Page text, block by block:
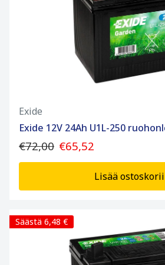
Exide
Exide 12V 24Ah U1L-250
€72,00 €65,52
Lisää
Säästä 6,48 €